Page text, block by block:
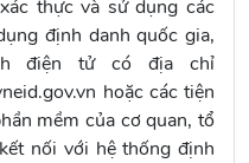
thực và sử dụng các
định danh quốc gia,
điện tử có địa chỉ
hoặc các tiện
mềm của cơ quan, tổ
nối với hệ thống định